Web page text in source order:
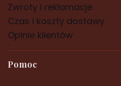
Zwroty i reklamacje
Czas i koszty dostawy
Opinie klientów
Pomoc